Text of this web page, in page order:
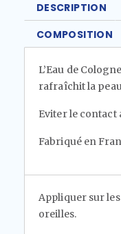
DESCRIPTION
COMPOSITION
L’Eau de
rafraîchit la
Eviter le contact
Fabriqué en
Appliquer sur
oreilles.